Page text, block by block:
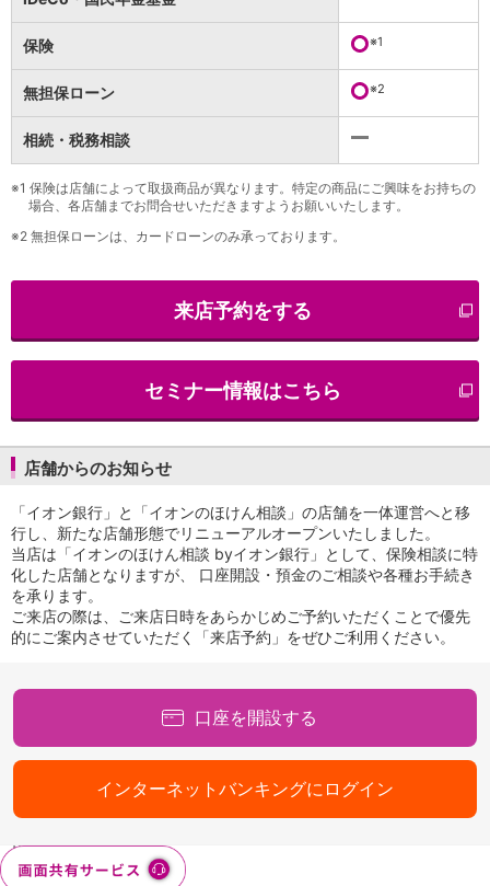
国内旅行傷害保険
スマホ保険
傷害保険
介護保険
カード
クレジットカード
デビットカード
インターネットバンキング
アプリ
イオン銀行アプリ TOP
イオン銀行PayB
iAEON
AEON Pay
支払・入金・サービス
口座振替サービス
自動入金サービス
WEB即時決済サービス
スマホ決済アプリ
公営競技
サービス
Myステージ
相続・税務のご相談
電子マネーWAON
インボイス
手数料
金利
キャンペーン
店舗・ATM
店舗
北海道・東北
保険 ※1
無担保ローン ※2
相続・税務相談
※1 保険は店舗によって取扱商品が異なります。特定の商品にご興味をお持ちの
場合、各店舗までお問合せいただきますようお願いいたします。
※2 無担保ローンは、カードローンのみ承っております。
来店予約をする
セミナー情報はこちら
店舗からのお知らせ
「イオン銀行」と「イオンのほけん相談」の店舗を一体運営へと移
行し、新たな店舗形態でリニューアルオープンいたしました。
当店は「イオンのほけん相談 byイオン銀行」として、保険相談に特
化した店舗となりますが、 口座開設・預金のご相談や各種お手続き
を承ります。
ご来店の際は、ご来店日時をあらかじめご予約いただくことで優先
的にご案内させていただく「来店予約」をぜひご利用ください。
口座を開設する
インターネットバンキングにログイン